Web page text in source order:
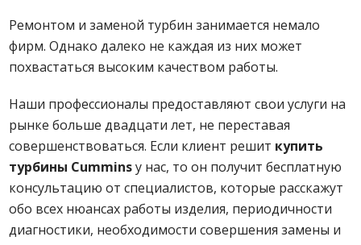
Ремонтом и заменой турбин занимается немало
фирм. Однако далеко не каждая из них может
похвастаться высоким качеством работы.
Наши профессионалы предоставляют свои услуги на
рынке больше двадцати лет, не переставая
совершенствоваться. Если клиент решит купить
турбины Cumminsу нас, то он получит бесплатную
консультацию от специалистов, которые расскажут
обо всех нюансах работы изделия, периодичности
диагностики, необходимости совершения замены и